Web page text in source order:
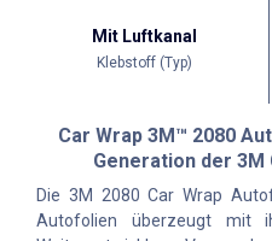
Mit Luftkanal
Klebstoff (Typ)
Car Wrap 3M™ 2080
Generation der
Die 3M 2080 Car Wrap
Autofolien überzeugt mit